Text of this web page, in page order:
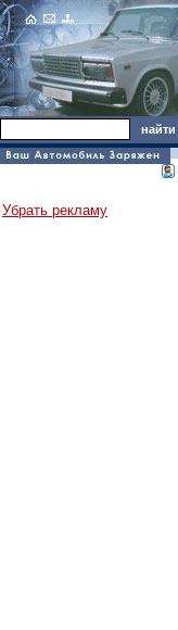
Убрать рекламу